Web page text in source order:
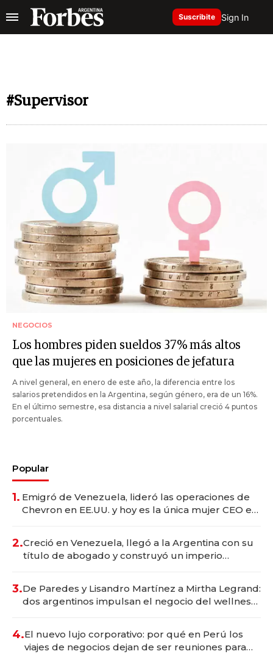
Suscribite Sign In
#Supervisor
NEGOCIOS
Los hombres piden sueldos 37% más altos
que las mujeres en posiciones de jefatura
A nivel general, en enero de este año, la diferencia entre los
salarios pretendidos en la Argentina, según género, era de un 16%.
En el último semestre, esa distancia a nivel salarial creció 4 puntos
porcentuales.
Popular
1. Emigró de Venezuela, lideró las operaciones de
Chevron en EE.UU. y hoy es la única mujer CEO en
2.Creció en Venezuela, llegó a la Argentina con su
título de abogado y construyó un imperio
3.De Paredes y Lisandro Martínez a Mirtha Legrand:
dos argentinos impulsan el negocio del wellness
4.El nuevo lujo corporativo: por qué en Perú los
viajes de negocios dejan de ser reuniones para